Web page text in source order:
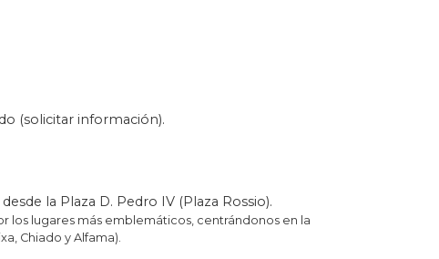
para el guía serán de agradecer.
decide si hacerlo a pie o en
(solicitar información).
desde la Plaza D. Pedro IV (Plaza Rossio).
los lugares más emblemáticos, centrándonos en la
Chiado y Alfama).